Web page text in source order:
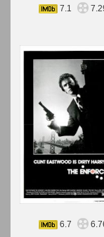
7.1
6.7